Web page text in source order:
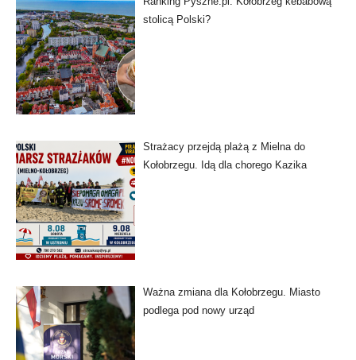
stolicą Polski?
Strażacy przejdą plażą z Mielna do
Kołobrzegu. Idą dla chorego Kazika
Ważna zmiana dla Kołobrzegu. Miasto
podlega pod nowy urząd